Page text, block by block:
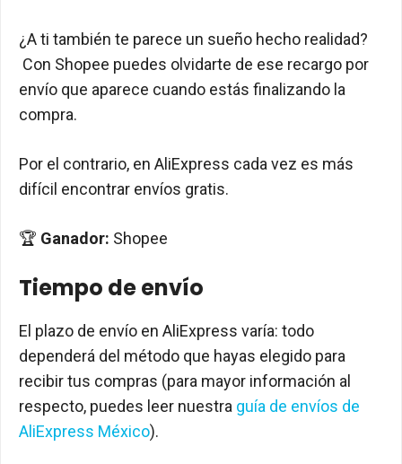
¿A ti también te parece un sueño hecho realidad?
Con Shopee puedes olvidarte de ese recargo por
envío que aparece cuando estás finalizando la
compra.
Por el contrario, en AliExpress cada vez es más
difícil encontrar envíos gratis.
🏆 Ganador: Shopee
Tiempo de envío
El plazo de envío en AliExpress varía: todo
dependerá del método que hayas elegido para
recibir tus compras (para mayor información al
respecto, puedes leer nuestra guía de envíos de
AliExpress México).